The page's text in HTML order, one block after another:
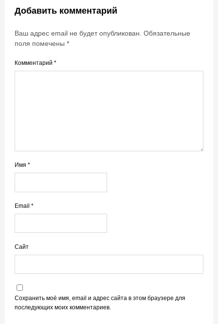
Добавить комментарий
Ваш адрес email не будет опубликован. Обязательные
поля помечены *
Комментарий *
Имя *
Email *
Сайт
Сохранить моё имя, email и адрес сайта в этом браузере для
последующих моих комментариев.